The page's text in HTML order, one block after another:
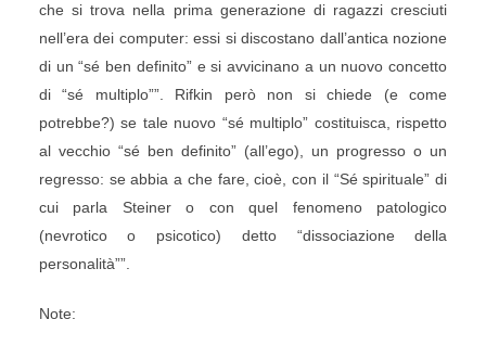
che si trova nella prima generazione di ragazzi cresciuti
nell’era dei computer: essi si discostano dall’antica nozione
di un “sé ben definito” e si avvicinano a un nuovo concetto
di “sé multiplo””. Rifkin però non si chiede (e come
potrebbe?) se tale nuovo “sé multiplo” costituisca, rispetto
al vecchio “sé ben definito” (all’ego), un progresso o un
regresso: se abbia a che fare, cioè, con il “Sé spirituale” di
cui parla Steiner o con quel fenomeno patologico
(nevrotico o psicotico) detto “dissociazione della
personalità””.
Note: